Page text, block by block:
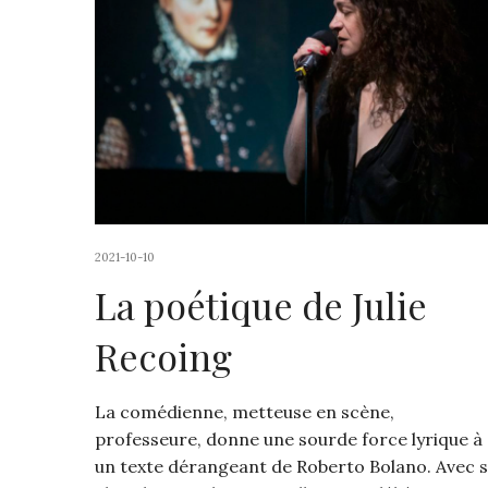
2021-10-10
La poétique de Julie
Recoing
La comédienne, metteuse en scène,
professeure, donne une sourde force lyrique à
un texte dérangeant de Roberto Bolano. Avec